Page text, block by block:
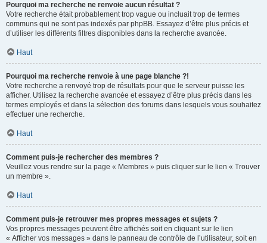
Pourquoi ma recherche ne renvoie aucun résultat ?
Votre recherche était probablement trop vague ou incluait trop de termes
communs qui ne sont pas indexés par phpBB. Essayez d’être plus précis et
d’utiliser les différents filtres disponibles dans la recherche avancée.
Haut
Pourquoi ma recherche renvoie à une page blanche ?!
Votre recherche a renvoyé trop de résultats pour que le serveur puisse les
afficher. Utilisez la recherche avancée et essayez d’être plus précis dans les
termes employés et dans la sélection des forums dans lesquels vous souhaitez
effectuer une recherche.
Haut
Comment puis-je rechercher des membres ?
Veuillez vous rendre sur la page « Membres » puis cliquer sur le lien « Trouver
un membre ».
Haut
Comment puis-je retrouver mes propres messages et sujets ?
Vos propres messages peuvent être affichés soit en cliquant sur le lien
« Afficher vos messages » dans le panneau de contrôle de l’utilisateur, soit en